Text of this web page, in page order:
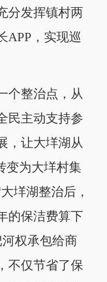
分发挥镇村两
APP，实现巡
整治点，从
民主动支持参
，让大垟湖从
变为大垟村集
垟湖整治后，
的保洁费算下
权承包给商
不仅节省了保